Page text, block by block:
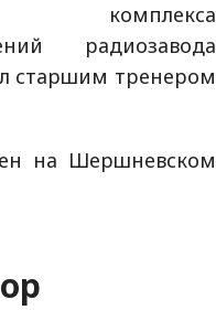
комплекса
радиозавода
старшим тренером
на Шершневском